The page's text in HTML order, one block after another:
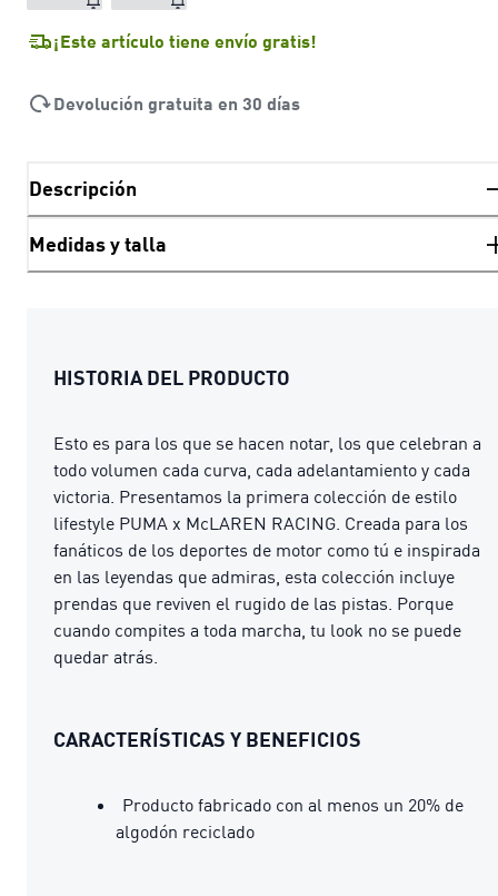
¡Este artículo tiene envío gratis!
Devolución gratuita en 30 días
Descripción
Medidas y talla
HISTORIA DEL PRODUCTO
Esto es para los que se hacen notar, los que celebran a
todo volumen cada curva, cada adelantamiento y cada
victoria. Presentamos la primera colección de estilo
lifestyle PUMA x McLAREN RACING. Creada para los
fanáticos de los deportes de motor como tú e inspirada
en las leyendas que admiras, esta colección incluye
prendas que reviven el rugido de las pistas. Porque
cuando compites a toda marcha, tu look no se puede
quedar atrás.
CARACTERÍSTICAS Y BENEFICIOS
Producto fabricado con al menos un 20% de
algodón reciclado